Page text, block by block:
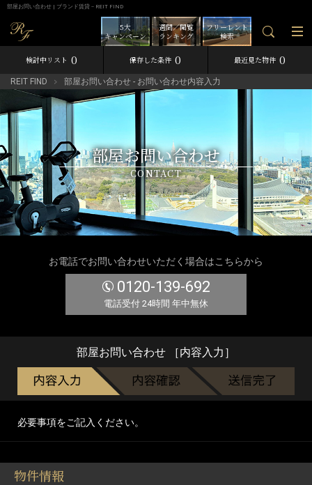
部屋お問い合わせ | ブランド賃貸－REIT FIND
フリーレント
検索
週間／閲覧
ランキング
5大
キャンペーン
検討中リスト 0 保存した条件 0 最近見た物件 0
REIT FIND 部屋お問い合わせ - お問い合わせ内容入力
部屋お問い合わせ
CONTACT
お電話でお問い合わせいただく場合はこちらから
0120-139-692
電話受付 24時間 年中無休
部屋お問い合わせ ［内容入力］
必要事項をご記入ください。
物件情報